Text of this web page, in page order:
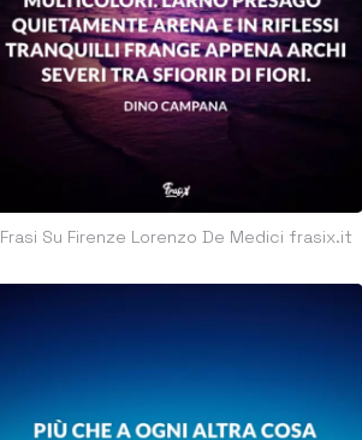
Frasi Su Firenze Lorenzo De Medici frasix.it